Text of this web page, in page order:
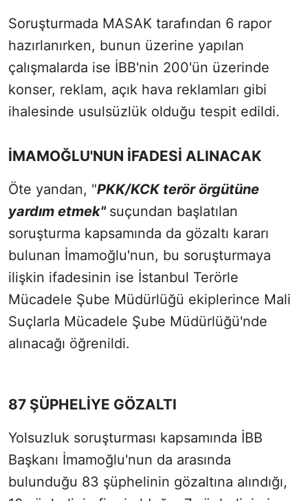
Soruşturmada MASAK tarafından 6 rapor
hazırlanırken, bunun üzerine yapılan
çalışmalarda ise İBB'nin 200'ün üzerinde
konser, reklam, açık hava reklamları gibi
ihalesinde usulsüzlük olduğu tespit edildi.
İMAMOĞLU'NUN İFADESİ ALINACAK
Öte yandan, "PKK/KCK terör örgütüne
yardım etmek" suçundan başlatılan
soruşturma kapsamında da gözaltı kararı
bulunan İmamoğlu'nun, bu soruşturmaya
ilişkin ifadesinin ise İstanbul Terörle
Mücadele Şube Müdürlüğü ekiplerince Mali
Suçlarla Mücadele Şube Müdürlüğü'nde
alınacağı öğrenildi.
87 ŞÜPHELİYE GÖZALTI
Yolsuzluk soruşturması kapsamında İBB
Başkanı İmamoğlu'nun da arasında
bulunduğu 83 şüphelinin gözaltına alındığı,